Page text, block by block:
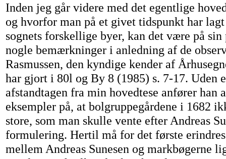
Inden jeg går videre med det egentlige
og hvorfor man på et givet tidspunkt har
sognets forskellige byer, kan det være på sin
nogle bemærkninger i anledning af de
Rasmussen, den kyndige kender af
har gjort i 80l og By 8 (1985) s. 7-17. Uden
afstandtagen fra min hovedtese anfører han
eksempler på, at bolgruppegårdene i 1682
store, som man skulle vente efter Andreas
formulering. Hertil må for det første
mellem Andreas Sunesen og markbøgerne